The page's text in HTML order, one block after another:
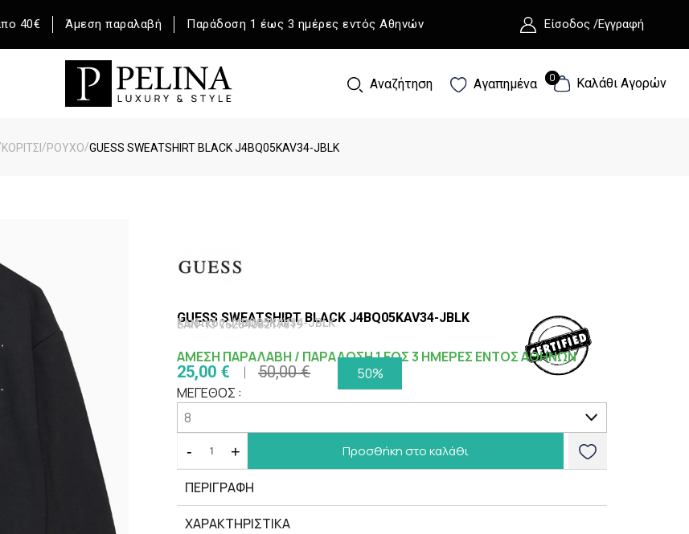
40€ Άμεση παραλαβή Παράδοση 1 έως 3 ημέρες εντός Αθηνών Είσοδος /Εγγραφή
Αναζήτηση Αγαπημένα 0 Καλάθι Αγορών
0
ΚΟΡΙΤΣΙ /ΡΟΥΧΟ/GUESS SWEATSHIRT BLACK J4BQ05KAV34-JBLK
GUESS SWEATSHIRT BLACK J4BQ05KAV34-JBLK
Κωδικός J4BQ05KAV34-JBLK
EAN-13 7625408217619
ΑΜΕΣΗ ΠΑΡΑΛΑΒΗ / ΠΑΡΑΔΟΣΗ 1 ΕΩΣ 3 ΗΜΕΡΕΣ ΕΝΤΟΣ ΑΘΗΝΩΝ
25,00 € 50,00 €
50%
ΜΕΓΕΘΟΣ :
- + Προσθήκη στο καλάθι
ΠΕΡΙΓΡΑΦΗ
ΧΑΡΑΚΤΗΡΙΣΤΙΚΆ